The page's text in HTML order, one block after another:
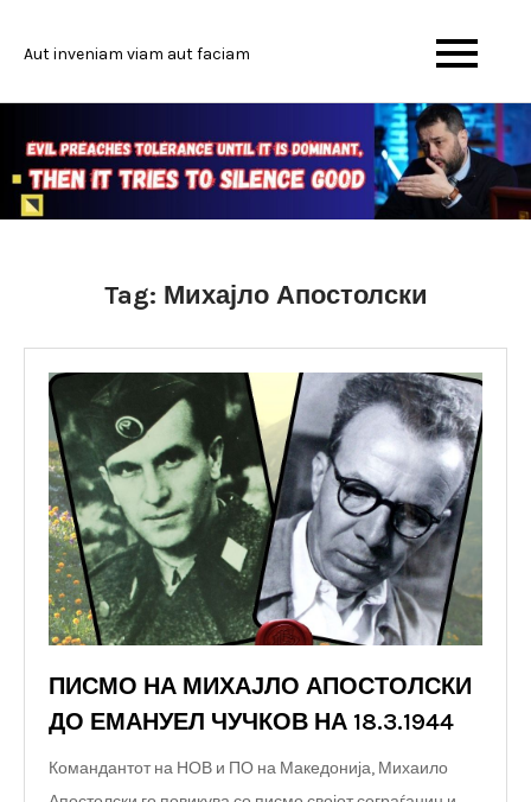
Aut inveniam viam aut faciam
Tag: Михајло Апостолски
ПИСМО НА МИХАЈЛО АПОСТОЛСКИ
ДО ЕМАНУЕЛ ЧУЧКОВ НА 18.3.1944
Командантот на НОВ и ПО на Македонија, Михаило